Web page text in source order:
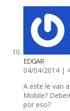
EDGAR
04/04/2014 |
A este le van
Mobile?
por eso?